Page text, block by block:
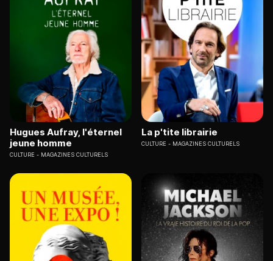
Hugues Aufray, l'éternel
jeune homme
CULTURE MAGAZINES CULTURELS
La p'tite librairie
CULTURE MAGAZINES CULTURELS